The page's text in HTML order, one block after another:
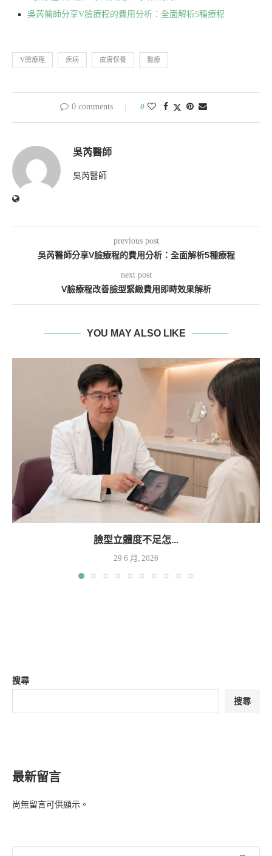
吳芮醫師分享V臉療程的費用分析：全面解析5種療程
V臉療程 疾病 皮膚保養 醫療
0 comments 0
吳芮醫師
吳芮醫師
previous post
吳芮醫師分享V臉療程的費用分析：全面解析5種療程
next post
V臉療程改善臉型緊緻費用即時效果解析
YOU MAY ALSO LIKE
臉型立體度不足怎...
29 6 月, 2026
搜尋
搜尋
最新留言
尚無留言可供顯示。